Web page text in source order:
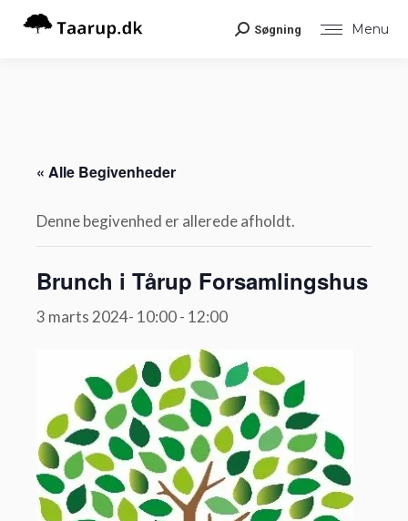
Menu
Search:
Søgning
« Alle Begivenheder
Denne begivenhed er allerede afholdt.
Brunch i Tårup Forsamlingshus
3 marts 2024- 10:00- 12:00